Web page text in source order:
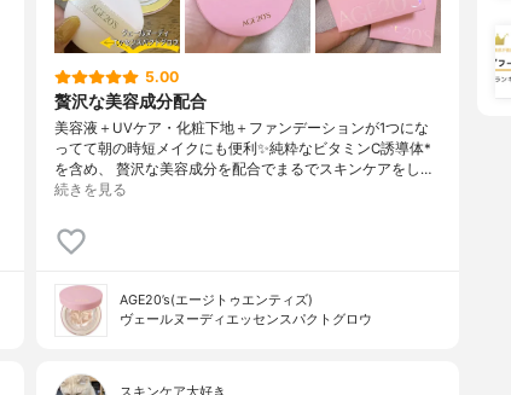
5.00
贅沢な美容成分配合
美容液＋UVケア・化粧下地＋ファンデーションが1つにな
ってて朝の時短メイクにも便利✨純粋なビタミンC誘導体*
を含め、 贅沢な美容成分を配合でまるでスキンケアをし…
続きを見る
AGE20’s(エージトゥエンティズ)
ヴェールヌーディエッセンスパクトグロウ